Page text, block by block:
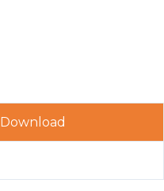
Download